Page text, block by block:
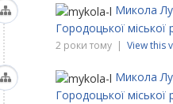
Микола
Городоцької міської
2 роки тому | View this
Микола
Городоцької міської